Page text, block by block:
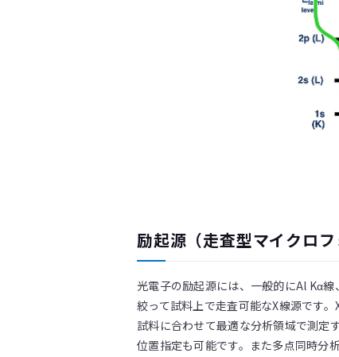
励起源（走査型マイクロフ
光電子の励起源には、一般的にAl Kα
絞って試料上で走査可能なX線源です
試料に合わせて最適な分析領域で測
位置指定も可能です。また多点同時分